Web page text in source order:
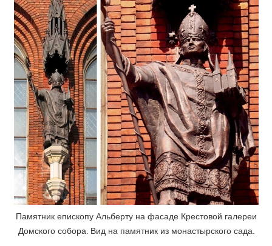
Памятник епископу Альберту на фасаде Крестовой галереи
Домского собора. Вид на памятник из монастырского сада.